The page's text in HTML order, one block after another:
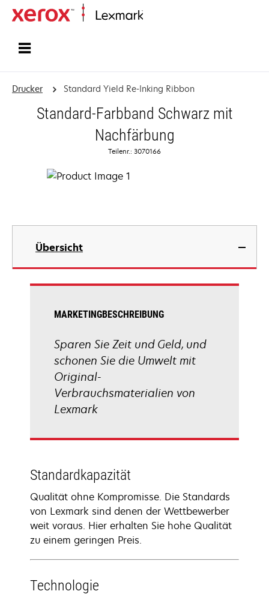
Drucker Standard Yield Re-Inking Ribbon
Standard-Farbband Schwarz mit
Nachfärbung
Teilenr.: 3070166
Übersicht
MARKETINGBESCHREIBUNG
Sparen Sie Zeit und Geld, und
schonen Sie die Umwelt mit
Original-
Verbrauchsmaterialien von
Lexmark
Standardkapazität
Qualität ohne Kompromisse. Die Standards
von Lexmark sind denen der Wettbewerber
weit voraus. Hier erhalten Sie hohe Qualität
zu einem geringen Preis.
Technologie